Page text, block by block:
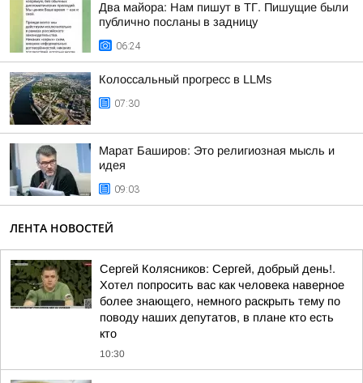
Два майора: Нам пишут в ТГ. Пишущие были
публично посланы в задницу
06:24
Колоссальный прогресс в LLMs
07:30
Марат Баширов: Это религиозная мысль и
идея
09:03
ЛЕНТА НОВОСТЕЙ
Сергей Колясников: Сергей, добрый день!.
Хотел попросить вас как человека наверное
более знающего, немного раскрыть тему по
поводу наших депутатов, в плане кто есть
кто
10:30